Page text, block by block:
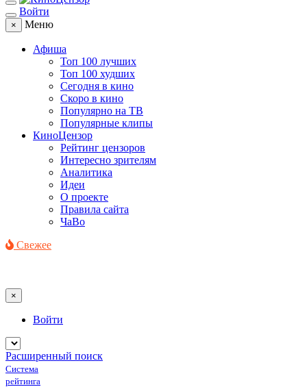
Войти
× Меню
Афиша
Топ 100 лучших
Топ 100 худших
Сегодня в кино
Скоро в кино
Популярно на ТВ
Популярные клипы
КиноЦензор
Рейтинг цензоров
Интересно зрителям
Аналитика
Идеи
О проекте
Правила сайта
ЧаВо
Свежее
×
Войти
Расширенный поиск
Система
рейтинга